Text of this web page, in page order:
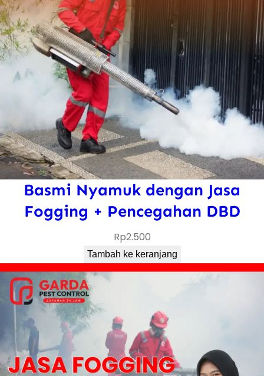
Basmi Nyamuk dengan Jasa
Fogging + Pencegahan DBD
Rp2.500
Tambah ke keranjang